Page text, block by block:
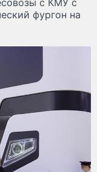
фургон на